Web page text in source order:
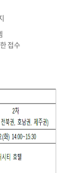
접수